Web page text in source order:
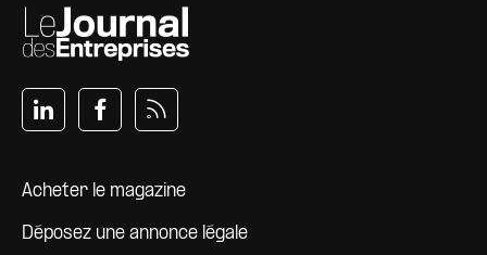
Pied de page
Acheter le magazine
Déposez une annonce légale